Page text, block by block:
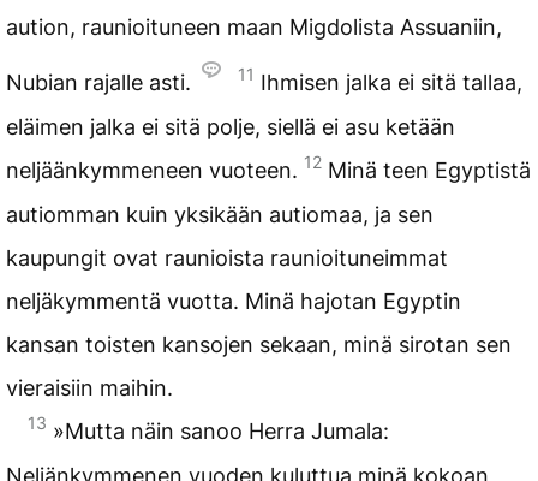
aution, raunioituneen maan Migdolista Assuaniin,
Nubian rajalle asti. 11 Ihmisen jalka ei sitä tallaa,
eläimen jalka ei sitä polje, siellä ei asu ketään
neljäänkymmeneen vuoteen. 12 Minä teen Egyptistä
autiomman kuin yksikään autiomaa, ja sen
kaupungit ovat raunioista raunioituneimmat
neljäkymmentä vuotta. Minä hajotan Egyptin
kansan toisten kansojen sekaan, minä sirotan sen
vieraisiin maihin.
13 »Mutta näin sanoo Herra Jumala:
Neljänkymmenen vuoden kuluttua minä kokoan